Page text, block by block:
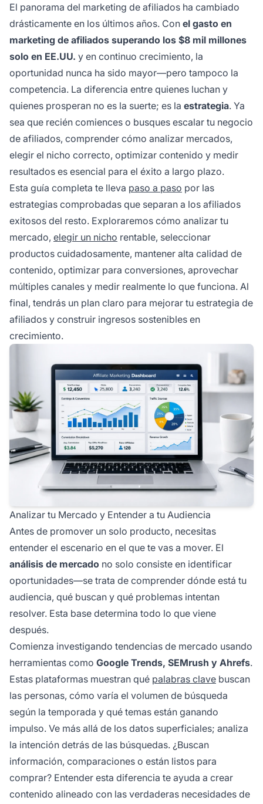
El panorama del marketing de afiliados ha cambiado
drásticamente en los últimos años. Con el gasto en
marketing de afiliados superando los $8 mil millones
solo en EE.UU. y en continuo crecimiento, la
oportunidad nunca ha sido mayor—pero tampoco la
competencia. La diferencia entre quienes luchan y
quienes prosperan no es la suerte; es la estrategia. Ya
sea que recién comiences o busques escalar tu negocio
de afiliados, comprender cómo analizar mercados,
elegir el nicho correcto, optimizar contenido y medir
resultados es esencial para el éxito a largo plazo.
Esta guía completa te lleva paso a paso por las
estrategias comprobadas que separan a los afiliados
exitosos del resto. Exploraremos cómo analizar tu
mercado, elegir un nicho rentable, seleccionar
productos cuidadosamente, mantener alta calidad de
contenido, optimizar para conversiones, aprovechar
múltiples canales y medir realmente lo que funciona. Al
final, tendrás un plan claro para mejorar tu estrategia de
afiliados y construir ingresos sostenibles en
crecimiento.
Analizar tu Mercado y Entender a tu Audiencia
Antes de promover un solo producto, necesitas
entender el escenario en el que te vas a mover. El
análisis de mercado no solo consiste en identificar
oportunidades—se trata de comprender dónde está tu
audiencia, qué buscan y qué problemas intentan
resolver. Esta base determina todo lo que viene
después.
Comienza investigando tendencias de mercado usando
herramientas como Google Trends, SEMrush y Ahrefs.
Estas plataformas muestran qué palabras clave buscan
las personas, cómo varía el volumen de búsqueda
según la temporada y qué temas están ganando
impulso. Ve más allá de los datos superficiales; analiza
la intención detrás de las búsquedas. ¿Buscan
información, comparaciones o están listos para
comprar? Entender esta diferencia te ayuda a crear
contenido alineado con las verdaderas necesidades de